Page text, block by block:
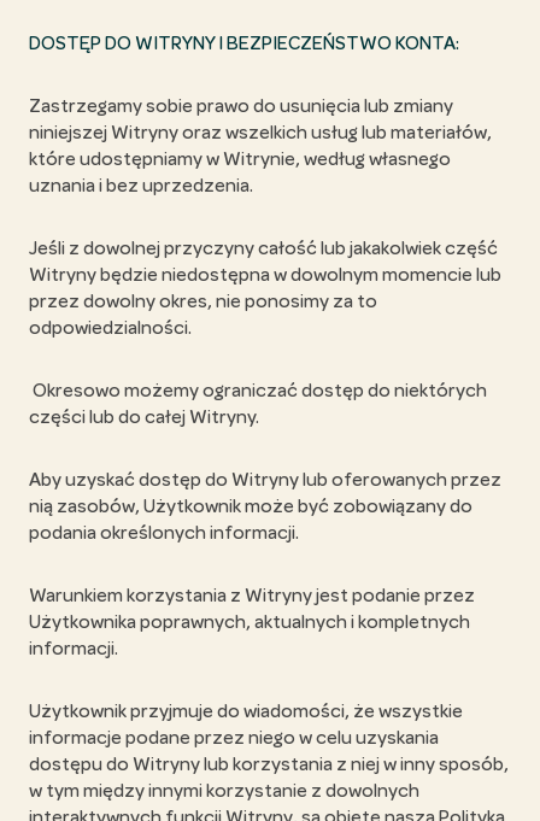
DOSTĘP DO WITRYNY I BEZPIECZEŃSTWO KONTA:
Zastrzegamy sobie prawo do usunięcia lub zmiany
niniejszej Witryny oraz wszelkich usług lub materiałów,
które udostępniamy w Witrynie, według własnego
uznania i bez uprzedzenia.
Jeśli z dowolnej przyczyny całość lub jakakolwiek część
Witryny będzie niedostępna w dowolnym momencie lub
przez dowolny okres, nie ponosimy za to
odpowiedzialności.
Okresowo możemy ograniczać dostęp do niektórych
części lub do całej Witryny.
Aby uzyskać dostęp do Witryny lub oferowanych przez
nią zasobów, Użytkownik może być zobowiązany do
podania określonych informacji.
Warunkiem korzystania z Witryny jest podanie przez
Użytkownika poprawnych, aktualnych i kompletnych
informacji.
Użytkownik przyjmuje do wiadomości, że wszystkie
informacje podane przez niego w celu uzyskania
dostępu do Witryny lub korzystania z niej w inny sposób,
w tym między innymi korzystanie z dowolnych